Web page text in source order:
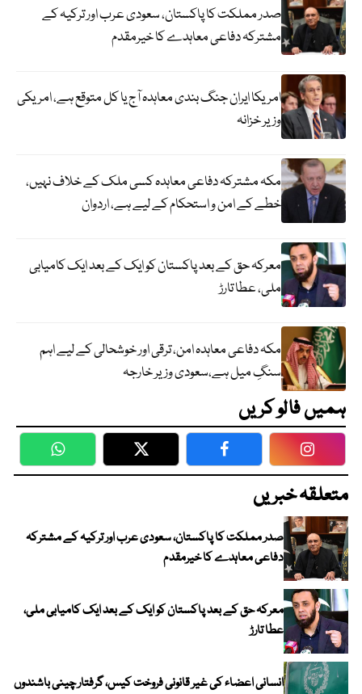
صدر مملکت کا پاکستان، سعودی عرب اور ترکیہ کے
مشترکہ دفاعی معاہدے کا خیرمقدم
امریکا ایران جنگ بندی معاہدہ آج یا کل متوقع ہے، امریکی
وزیر خزانہ
مکہ مشترکہ دفاعی معاہدہ کسی ملک کے خلاف نہیں،
خطے کے امن و استحکام کے لیے ہے، اردوان
معرکہ حق کے بعد پاکستان کو ایک کے بعد ایک کامیابی
ملی، عطا تارڑ
مکہ دفاعی معاہدہ امن، ترقی اور خوشحالی کے لیے اہم
سنگِ میل ہے،سعودی وزیر خارجہ
ہمیں فالو کریں
WhatsApp Twitter Facebook
متعلقہ خبریں
صدر مملکت کا پاکستان، سعودی عرب اور ترکیہ کے مشترکہ
دفاعی معاہدے کا خیرمقدم
معرکہ حق کے بعد پاکستان کو ایک کے بعد ایک کامیابی ملی،
عطا تارڑ
انسانی اعضاء کی غیر قانونی فروخت کیس، گرفتار چینی باشندوں